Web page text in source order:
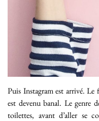
Puis Instagram est arrivé.
est devenu banal. Le genre
toilettes, avant d’aller se